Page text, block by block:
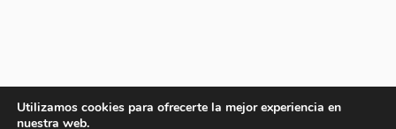
Utilizamos cookies para ofrecerte la mejor experiencia en
nuestra web.